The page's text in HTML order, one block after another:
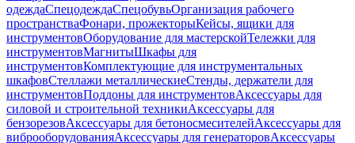
одеждаСпецодеждаСпецобувьОрганизация рабочего
пространстваФонари, прожекторыКейсы, ящики для
инструментовОборудование для мастерскойТележки для
инструментовМагнитыШкафы для
инструментовКомплектующие для инструментальных
шкафовСтеллажи металлическиеСтенды, держатели для
инструментовПоддоны для инструментовАксессуары для
силовой и строительной техникиАксессуары для
бензорезовАксессуары для бетоносмесителейАксессуары для
виброоборудованияАксессуары для генераторовАксессуары